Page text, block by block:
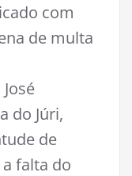
com
de multa
do Júri,
de
falta do